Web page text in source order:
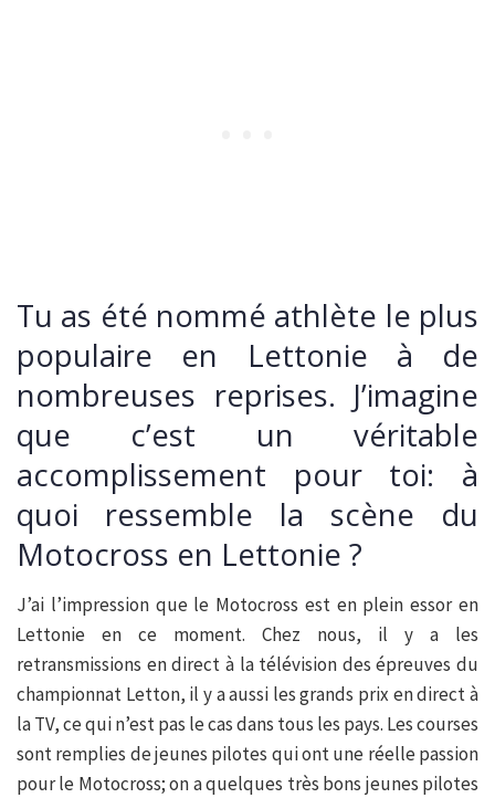
Tu as été nommé athlète le plus
populaire en Lettonie à de
nombreuses reprises. J’imagine
que c’est un véritable
accomplissement pour toi: à
quoi ressemble la scène du
Motocross en Lettonie ?
J’ai l’impression que le Motocross est en plein essor en
Lettonie en ce moment. Chez nous, il y a les
retransmissions en direct à la télévision des épreuves du
championnat Letton, il y a aussi les grands prix en direct à
la TV, ce qui n’est pas le cas dans tous les pays. Les courses
sont remplies de jeunes pilotes qui ont une réelle passion
pour le Motocross; on a quelques très bons jeunes pilotes